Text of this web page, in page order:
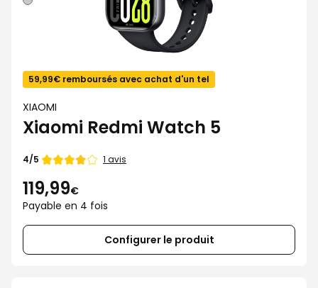
59,99€ remboursés avec achat d'un tel
XIAOMI
Xiaomi Redmi Watch 5
Note
4/5 1 avis
119,99€
Payable en 4 fois
Configurer le produit